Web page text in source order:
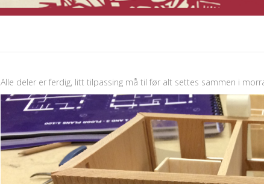
Alle deler er ferdig, litt tilpassing må til før alt settes sammen i